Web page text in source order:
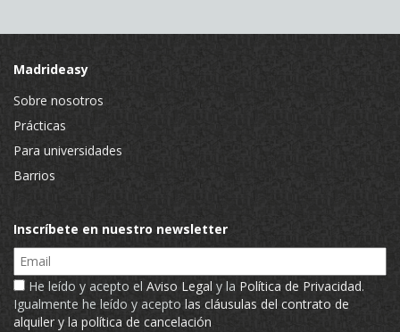
Madrideasy
Sobre nosotros
Prácticas
Para universidades
Barrios
Inscríbete en nuestro newsletter
Email
He leído y acepto el Aviso Legal y la Política de Privacidad.
Igualmente he leído y acepto las cláusulas del contrato de
alquiler y la política de cancelación